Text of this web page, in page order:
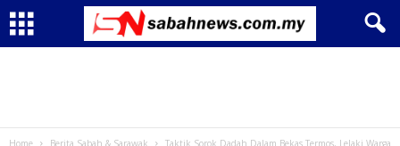
Home Berita Sabah & Sarawak
Taktik Sorok Dadah Dalam Bekas Termos, Lelaki Warga